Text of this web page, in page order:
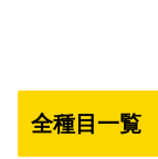
全種目一覧